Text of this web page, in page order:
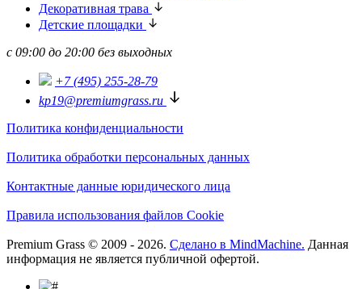
Декоративная трава
Детские площадки
с 09:00 до 20:00 без выходных
+7 (495) 255-28-79
kp19@premiumgrass.ru
Политика конфиденциальности
Политика обработки персональных данных
Контактные данные юридического лица
Правила использования файлов Cookie
Premium Grass © 2009 - 2026. Сделано в MindMachine. Данная
информация не является публичной офертой.